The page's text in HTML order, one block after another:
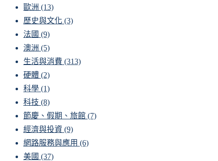
歐洲 (13)
歷史與文化 (3)
法國 (9)
澳洲 (5)
生活與消費 (313)
硬體 (2)
科學 (1)
科技 (8)
節慶、假期、旅館 (7)
經濟與投資 (9)
網路服務與應用 (6)
美國 (37)